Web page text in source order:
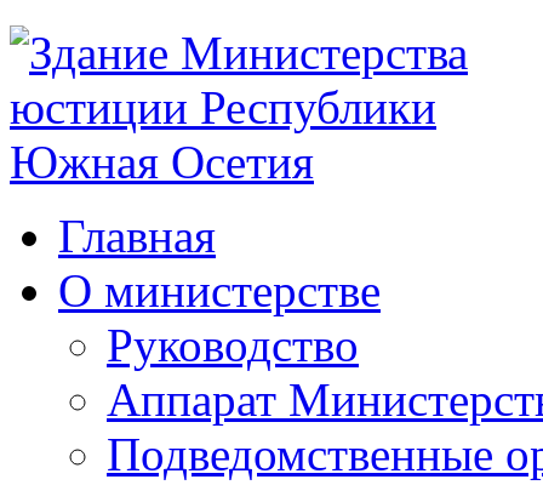
Главная
О министерстве
Руководство
Аппарат
Подведомственные